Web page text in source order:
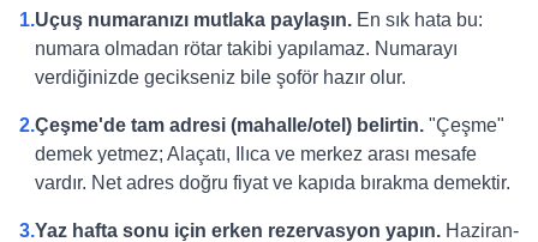
1.Uçuş numaranızı mutlaka paylaşın. En sık hata bu:
numara olmadan rötar takibi yapılamaz. Numarayı
verdiğinizde gecikseniz bile şoför hazır olur.
2.Çeşme'de tam adresi (mahalle/otel) belirtin. "Çeşme"
demek yetmez; Alaçatı, Ilıca ve merkez arası mesafe
vardır. Net adres doğru fiyat ve kapıda bırakma demektir.
3.Yaz hafta sonu için erken rezervasyon yapın. Haziran-